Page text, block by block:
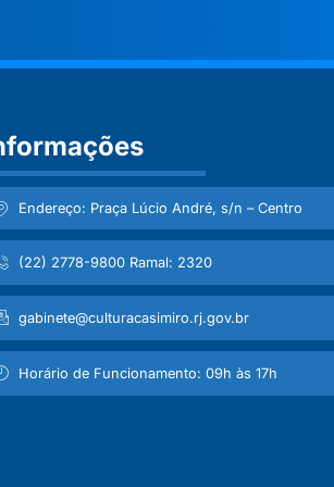
Endereço: Praça Lúcio André, s/n – Centro
(22) 2778-9800 Ramal: 2320
gabinete@culturacasimiro.rj.gov.br
Horário de Funcionamento: 09h às 17h